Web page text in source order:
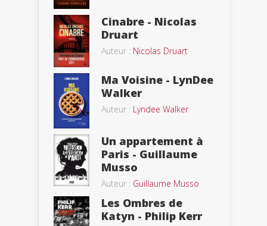
Cinabre - Nicolas
Druart
Auteur : Nicolas Druart
Ma Voisine - LynDee
Walker
Auteur : Lyndee Walker
Un appartement à
Paris - Guillaume
Musso
Auteur : Guillaume Musso
Les Ombres de
Katyn - Philip Kerr